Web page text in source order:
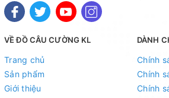
VỀ ĐỒ CÂU CƯỜNG KL
Trang chủ
Sản phẩm
Giới thiệu
DÀNH
Chính
Chính
Chính